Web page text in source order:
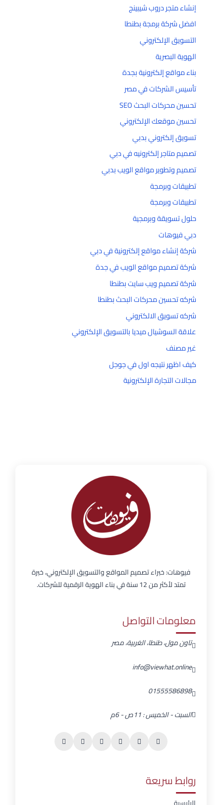
إنشاء متجر دروب شيبينج
افضل شركة برمجة بطنطا
التسويق الإلكتروني
الهوية البصرية
بناء مواقع إلكترونية بجدة
تأسيس الشركات في مصر
تحسين محركات البحث SEO
تحسين موقعك الإلكتروني
تسويق إلكتروني بدبي
تصميم متاجر إلكترونيه في دبي
تصميم وتطوير مواقع الويب بدبي
تطبيقات وبرمجة
تطبيقات وبرمجة
حلول تسويقة وبرمجية
دبي فيوهات
شركة إنشاء مواقع إلكترونية في دبي
شركة تصميم مواقع الويب في جدة
شركة تصميم ويب سايت بطنطا
شركه تحسين محركات البحث بطنطا
شركه تسويق الالكتروني
علاقة السوشيال ميديا بالتسويق الإلكتروني
غير مصنف
كيف اظهر نتيجه اول في جوجل
مجالات التجارة الإلكترونية
فيوهات: خبراء تصميم المواقع والتسويق الإلكتروني، خبرة
تمتد لأكثر من 12 سنة في بناء الهوية الرقمية للشركات.
معلومات التواصل
تاون مول، طنطا، الغربية، مصر
info@viewhat.online
01555586898
السبت - الخميس : 11ص - 6م
روابط سريعة